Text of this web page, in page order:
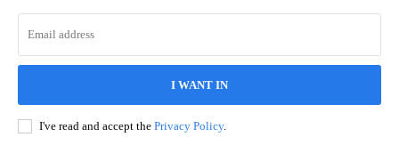
I WANT IN
I've read and accept the Privacy Policy.